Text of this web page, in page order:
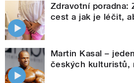
Zdravotní poradna:
cest a jak je léčit,
Martin Kasal –
českých kulturistů,